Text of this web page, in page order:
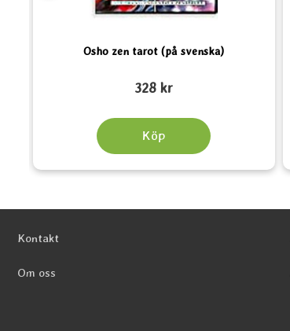
Osho zen tarot (på svenska)
328 kr
Köp
Sidfot Blandad info och länkar
Kontakt
Om oss